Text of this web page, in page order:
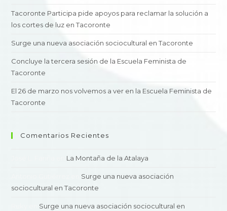
Tacoronte Participa pide apoyos para reclamar la solución a
los cortes de luz en Tacoronte
Surge una nueva asociación sociocultural en Tacoronte
Concluye la tercera sesión de la Escuela Feminista de
Tacoronte
El 26 de marzo nos volvemos a ver en la Escuela Feminista de
Tacoronte
Comentarios Recientes
La Montaña de la Atalaya
Surge una nueva asociación
sociocultural en Tacoronte
Surge una nueva asociación sociocultural en